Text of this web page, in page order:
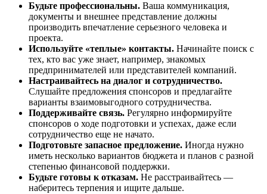
Будьте профессиональны. Ваша коммуникация,
документы и внешнее представление должны
производить впечатление серьезного человека и
проекта.
Используйте «теплые» контакты. Начинайте поиск с
тех, кто вас уже знает, например, знакомых
предпринимателей или представителей компаний.
Настраивайтесь на диалог и сотрудничество.
Слушайте предложения спонсоров и предлагайте
варианты взаимовыгодного сотрудничества.
Поддерживайте связь. Регулярно информируйте
спонсоров о ходе подготовки и успехах, даже если
сотрудничество еще не начато.
Подготовьте запасное предложение. Иногда нужно
иметь несколько вариантов бюджета и планов с разной
степенью финансовой поддержки.
Будьте готовы к отказам. Не расстраивайтесь —
наберитесь терпения и ищите дальше.